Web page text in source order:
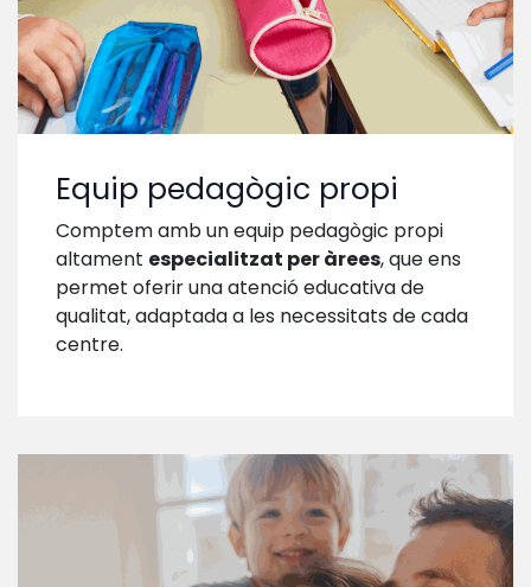
Equip pedagògic propi
Comptem amb un equip pedagògic propi
altament especialitzat per àrees, que ens
permet oferir una atenció educativa de
qualitat, adaptada a les necessitats de cada
centre.